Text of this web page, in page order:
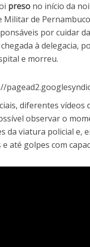
preso no início da
Militar de
por cuidar
à delegacia,
e morreu.
diferentes
observar o
da viatura policial e,
até golpes com